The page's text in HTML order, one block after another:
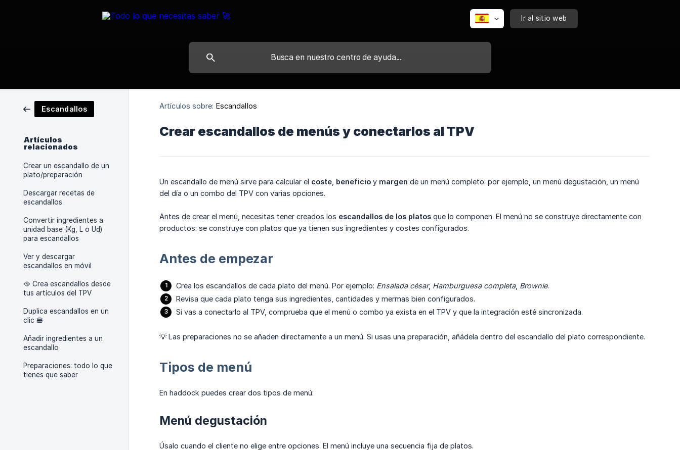
Ir al sitio web
Escandallos
Artículos
relacionados
Crear un escandallo de un
plato/preparación
Descargar recetas de
escandallos
Convertir ingredientes a
unidad base (Kg, L o Ud)
para escandallos
Ver y descargar
escandallos en móvil
🥘 Crea escandallos desde
tus artículos del TPV
Duplica escandallos en un
clic 🍔
Añadir ingredientes a un
escandallo
Preparaciones: todo lo que
tienes que saber
Artículos sobre: Escandallos
Crear escandallos de menús y conectarlos al TPV
Un escandallo de menú sirve para calcular el coste beneficio y margen de un menú completo: por ejemplo, un menú degustación, un menú
del día o un combo del TPV con varias opciones.
Antes de crear el menú, necesitas tener creados los escandallos de los platos que lo componen. El menú no se construye directamente con
productos: se construye con platos que ya tienen sus ingredientes y costes configurados.
Antes de empezar
Crea los escandallos de cada plato del menú. Por ejemplo: Ensalada césar, Hamburguesa completa, Brownie.
Revisa que cada plato tenga sus ingredientes, cantidades y mermas bien configurados.
Si vas a conectarlo al TPV, comprueba que el menú o combo ya exista en el TPV y que la integración esté sincronizada.
💡 Las preparaciones no se añaden directamente a un menú. Si usas una preparación, añádela dentro del escandallo del plato correspondiente.
Tipos de menú
En haddock puedes crear dos tipos de menú:
Menú degustación
Úsalo cuando el cliente no elige entre opciones. El menú incluye una secuencia fija de platos.